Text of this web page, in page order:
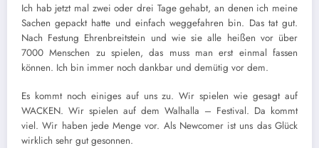
Ich hab jetzt mal zwei oder drei Tage gehabt, an denen ich meine
Sachen gepackt hatte und einfach weggefahren bin. Das tat gut.
Nach Festung Ehrenbreitstein und wie sie alle heißen vor über
7000 Menschen zu spielen, das muss man erst einmal fassen
können. Ich bin immer noch dankbar und demütig vor dem.
Es kommt noch einiges auf uns zu. Wir spielen wie gesagt auf
WACKEN. Wir spielen auf dem Walhalla – Festival. Da kommt
viel. Wir haben jede Menge vor. Als Newcomer ist uns das Glück
wirklich sehr gut gesonnen.